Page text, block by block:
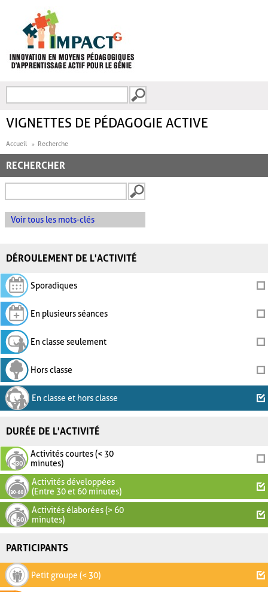
FORMULAIRE DE
VIGNETTES DE PÉDAGOGIE ACTIVE
Accueil Recherche
RECHERCHER
Voir tous les mots-clés
DÉROULEMENT DE L'ACTIVITÉ
Sporadiques
En plusieurs séances
En classe seulement
Hors classe
En classe et hors classe
DURÉE DE L'ACTIVITÉ
Activités courtes (< 30
minutes)
Activités développées
(Entre 30 et 60 minutes)
Activités élaborées (> 60
minutes)
PARTICIPANTS
Petit groupe (< 30)